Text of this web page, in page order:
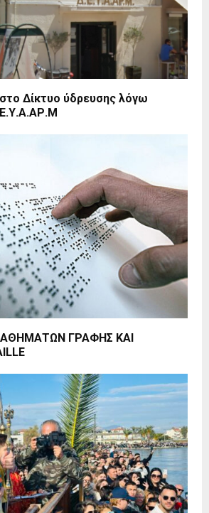
Δίκτυο ύδρευσης λόγω
ΓΡΑΦΗΣ ΚΑΙ